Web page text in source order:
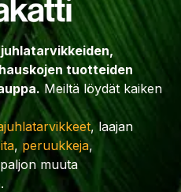
tuotteiden
Meiltä löydät kaiken
, laajan
, peruukkeja,
muuta